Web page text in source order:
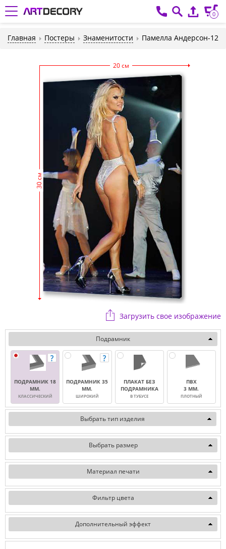
0
Главная Постеры Знаменитости Памелла Андерсон-12
20 см
30 см
Загрузить свое изображение
Подрамник
ПОДРАМНИК 18
ММ.
КЛАССИЧЕСКИЙ
ПОДРАМНИК 35
ММ.
ШИРОКИЙ
ПЛАКАТ БЕЗ
ПОДРАМНИКА
В ТУБУСЕ
ПВХ
3 ММ.
ПЛОТНЫЙ
Выбрать тип изделия
Выбрать размер
Материал печати
Фильтр цвета
Дополнительный эффект